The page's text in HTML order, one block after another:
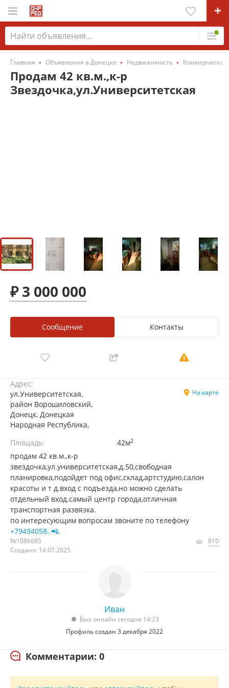
Главная Объявления в Донецке Недвижимость
Продам 42 кв.м.,к-р
Звездочка,ул.Университетская
₽ 3 000 000
Сообщение Контакты
Адрес:
ул.Университетская,
район Ворошиловский,
Донецк, Донецкая
Народная Республика,
На карте
Площадь: 42м2
продам 42 кв.м.,к-р
звездочка,ул.университетская,д.50,свободная
планировка,подойдет под офис,склад,артстудию,салон
красоты и т д.вход с подъезда,но можно сделать
отдельный вход.самый центр города,отличная
транспортная развязка.
по интересующим вопросам звоните по телефону
+79494058..📲.
№1086685
Создано: 14.07.2025
810
Иван
Был онлайн сегодня 14:23
Профиль создан 3 декабря 2022
Комментарии: 0